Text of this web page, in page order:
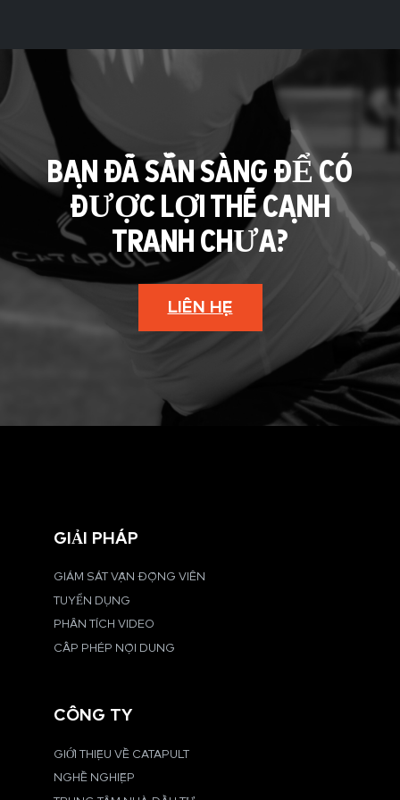
BẠN ĐÃ SẴN SÀNG ĐỂ CÓ
ĐƯỢC LỢI THẾ CẠNH
TRANH CHƯA?
LIÊN HỆ
GIẢI PHÁP
GIÁM SÁT VẬN ĐỘNG VIÊN
TUYỂN DỤNG
PHÂN TÍCH VIDEO
CẤP PHÉP NỘI DUNG
CÔNG TY
GIỚI THIỆU VỀ CATAPULT
NGHỀ NGHIỆP